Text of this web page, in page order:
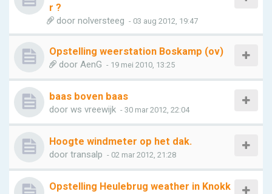
r ?
door nolversteeg - 03 aug 2012, 19:47
Opstelling weerstation Boskamp (ov)
door AenG - 19 mei 2010, 13:25
baas boven baas
door ws vreewijk - 30 mar 2012, 22:04
Hoogte windmeter op het dak.
door transalp - 02 mar 2012, 21:28
Opstelling Heulebrug weather in Knokk